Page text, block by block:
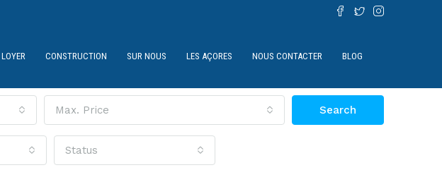
LOYER CONSTRUCTION SUR NOUS LES AÇORES NOUS CONTACTER BLOG
Max. Price Search
Status